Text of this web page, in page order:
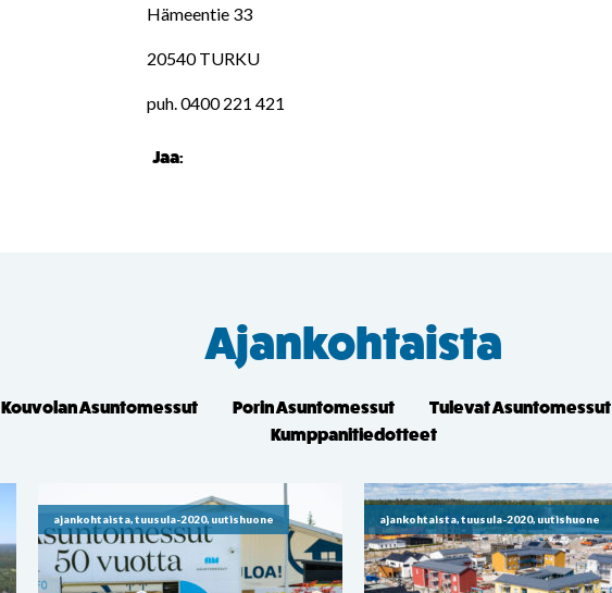
Hämeentie 33
20540 TURKU
puh. 0400 221 421
Jaa:
Ajankohtaista
Kouvolan Asuntomessut Porin Asuntomessut Tulevat Asuntomessut
Kumppanitiedotteet
ajankohtaista, tuusula-2020, uutishuone ajankohtaista, tuusula-2020, uutishuone